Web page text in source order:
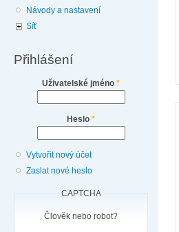
Návody a nastavení
Síť
Přihlášení
Uživatelské jméno *
Heslo *
Vytvořit nový účet
Zaslat nové heslo
CAPTCHA
Člověk nebo robot?